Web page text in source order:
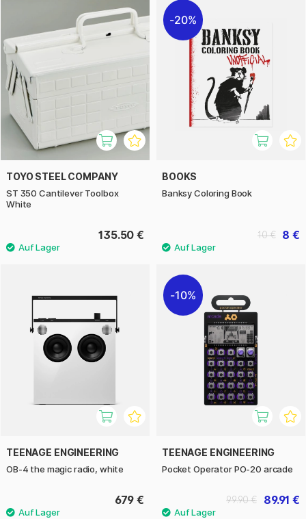
TOYO STEEL COMPANY
ST 350 Cantilever Toolbox
White
135.50 €
20%
BOOKS
Banksy Coloring Book
8 €
10 €
TEENAGE ENGINEERING
OB-4 the magic radio, white
679 €
10%
TEENAGE ENGINEERING
Pocket Operator PO-20 arcade
89.91 €
99.90 €